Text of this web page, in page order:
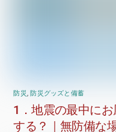
防災,防災グッズと備蓄
1．地震の最中に
する？｜無防備な